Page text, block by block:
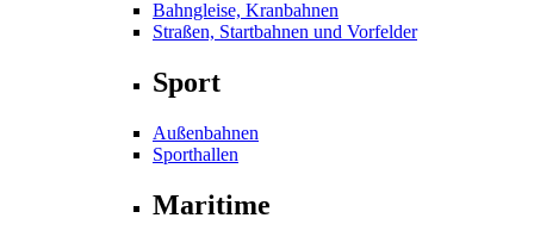
Bahngleise, Kranbahnen
Straßen, Startbahnen und Vorfelder
Sport
Außenbahnen
Sporthallen
Maritime